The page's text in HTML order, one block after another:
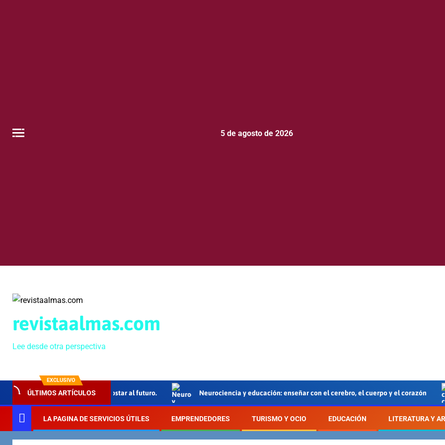
5 de agosto de 2026
revistaalmas.com
Lee desde otra perspectiva
EXCLUSIVO
ÚLTIMOS ARTÍCULOS
Grande”, 40 años de apostar al futuro. Neurociencia y educación: enseñar con el cerebro, el cuerpo y el corazón
LA PAGINA DE SERVICIOS ÚTILES EMPRENDEDORES TURISMO Y OCIO EDUCACIÓN LITERATURA Y